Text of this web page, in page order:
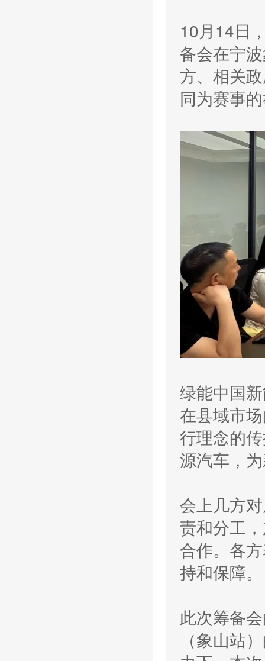
10月14日
备会在宁
方、相关
同为赛事
绿能中国
在县域市
行理念的
源汽车，
会上几方
责和分工
合作。各
持和保障
此次筹备
（象山站